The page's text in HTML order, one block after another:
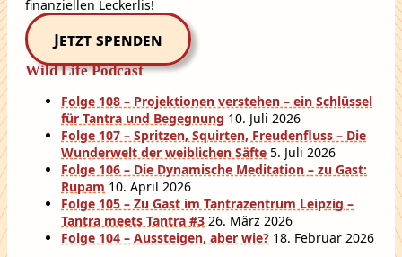
finanziellen Leckerlis!
Jetzt spenden
Wild Life Podcast
Folge 108 – Projektionen verstehen – ein Schlüssel
für Tantra und Begegnung 10. Juli 2026
Folge 107 – Spritzen, Squirten, Freudenfluss – Die
Wunderwelt der weiblichen Säfte 5. Juli 2026
Folge 106 – Die Dynamische Meditation – zu Gast:
Rupam 10. April 2026
Folge 105 – Zu Gast im Tantrazentrum Leipzig –
Tantra meets Tantra #3 26. März 2026
Folge 104 – Aussteigen, aber wie? 18. Februar 2026